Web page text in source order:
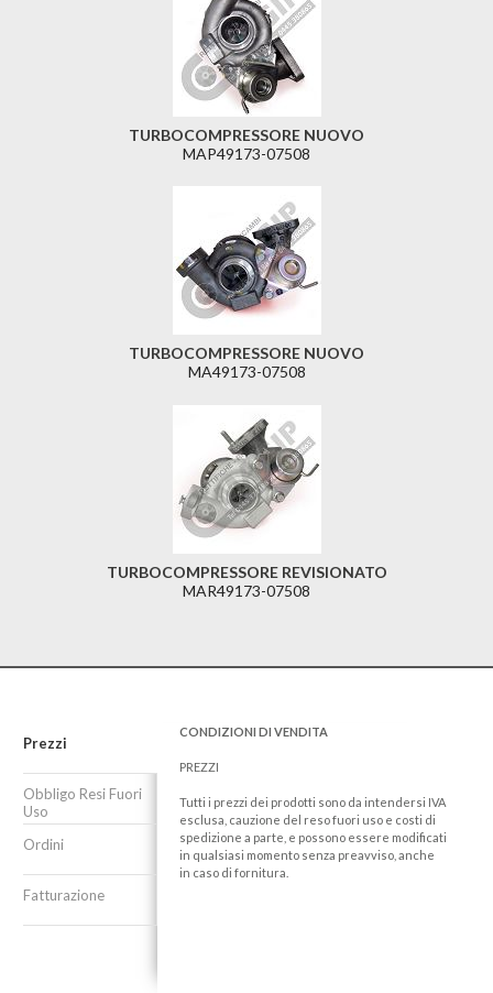
TURBOCOMPRESSORE NUOVO
MAP49173-07508
TURBOCOMPRESSORE NUOVO
MA49173-07508
TURBOCOMPRESSORE REVISIONATO
MAR49173-07508
Prezzi
Obbligo Resi Fuori
Uso
Ordini
Fatturazione
CONDIZIONI DI VENDITA
PREZZI
Tutti i prezzi dei prodotti sono da intendersi IVA
esclusa, cauzione del reso fuori uso e costi di
spedizione a parte, e possono essere modificati
in qualsiasi momento senza preavviso, anche
in caso di fornitura.